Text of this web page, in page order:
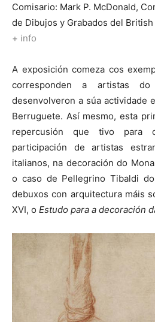
Comisario: Mark P. McDonald,
de Dibujos y Grabados del
+ info
A exposición comeza cos
corresponden a artistas
desenvolveron a súa actividade
Berruguete. Así mesmo, esta
repercusión que tivo para
participación de artistas
italianos, na decoración do
o caso de Pellegrino Tibaldi
debuxos con arquitectura máis
XVI, o Estudo para a decoración